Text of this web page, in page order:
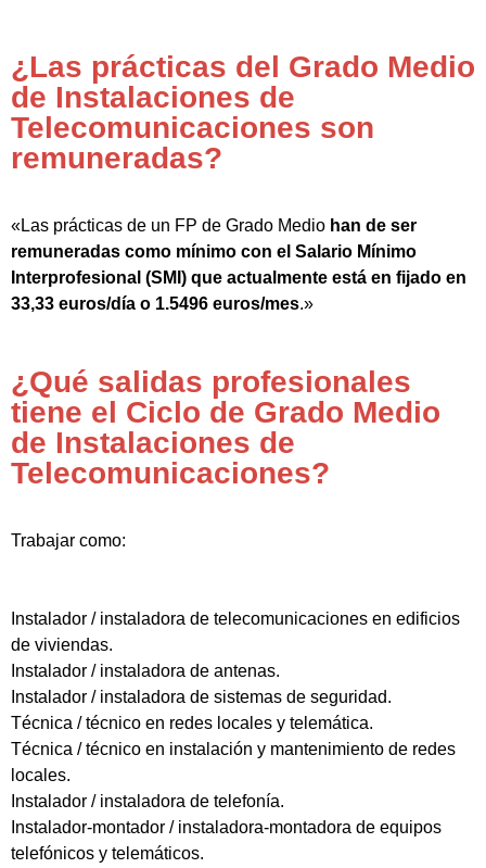
¿Las prácticas del Grado Medio
de Instalaciones de
Telecomunicaciones son
remuneradas?
«Las prácticas de un FP de Grado Medio han de ser
remuneradas como mínimo con el Salario Mínimo
Interprofesional (SMI) que actualmente está en fijado en
33,33 euros/día o 1.5496 euros/mes.»
¿Qué salidas profesionales
tiene el Ciclo de Grado Medio
de Instalaciones de
Telecomunicaciones?
Trabajar como:
Instalador / instaladora de telecomunicaciones en edificios
de viviendas.
Instalador / instaladora de antenas.
Instalador / instaladora de sistemas de seguridad.
Técnica / técnico en redes locales y telemática.
Técnica / técnico en instalación y mantenimiento de redes
locales.
Instalador / instaladora de telefonía.
Instalador-montador / instaladora-montadora de equipos
telefónicos y telemáticos.